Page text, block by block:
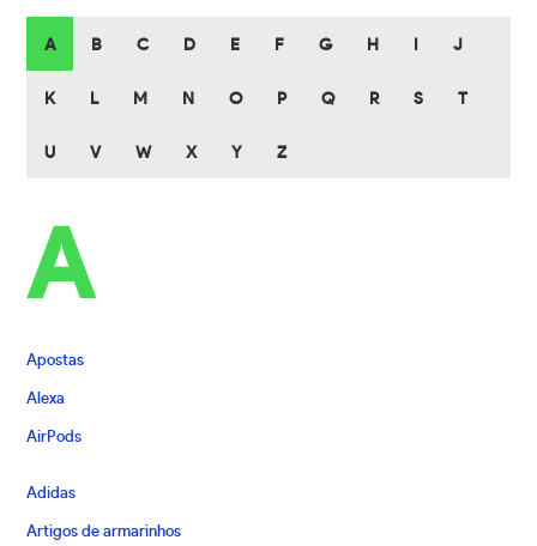
A B C D E F G H J
K L M N O P Q R S T
U V W X Y Z
A
Apostas
Alexa
AirPods
Adidas
Artigos de armarinhos